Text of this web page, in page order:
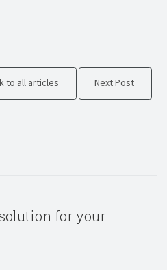
to all articles Next Post
for your